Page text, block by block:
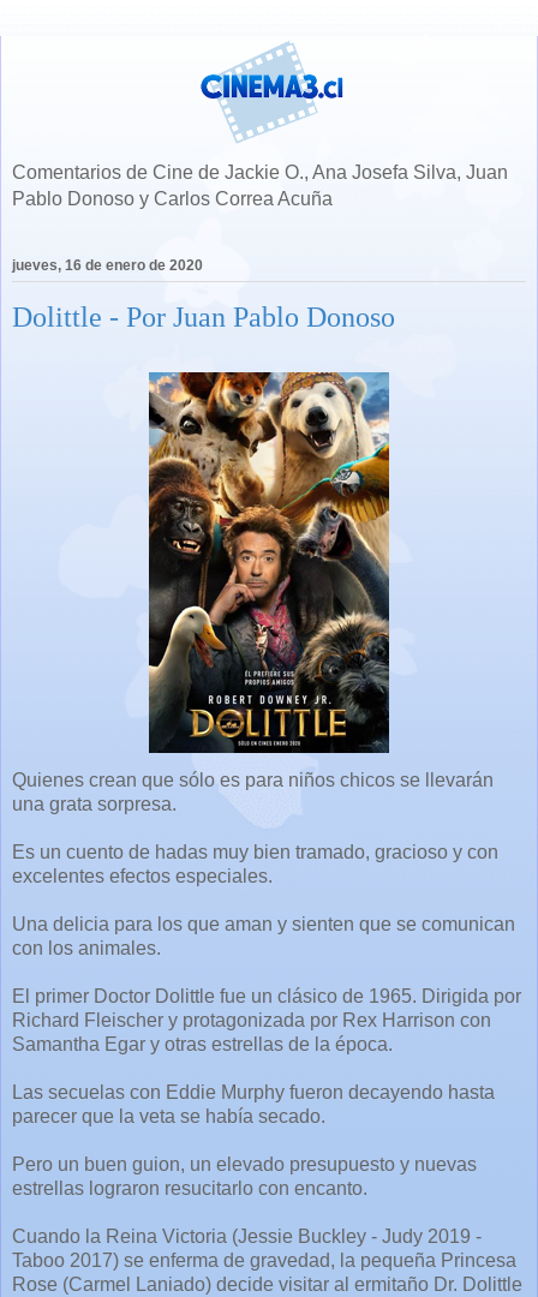
Comentarios de Cine de Jackie O., Ana Josefa Silva, Juan
Pablo Donoso y Carlos Correa Acuña
jueves, 16 de enero de 2020
Dolittle - Por Juan Pablo Donoso
Quienes crean que sólo es para niños chicos se llevarán
una grata sorpresa.
Es un cuento de hadas muy bien tramado, gracioso y con
excelentes efectos especiales.
Una delicia para los que aman y sienten que se comunican
con los animales.
El primer Doctor Dolittle fue un clásico de 1965. Dirigida por
Richard Fleischer y protagonizada por Rex Harrison con
Samantha Egar y otras estrellas de la época.
Las secuelas con Eddie Murphy fueron decayendo hasta
parecer que la veta se había secado.
Pero un buen guion, un elevado presupuesto y nuevas
estrellas lograron resucitarlo con encanto.
Cuando la Reina Victoria (Jessie Buckley - Judy 2019 -
Taboo 2017) se enferma de gravedad, la pequeña Princesa
Rose (Carmel Laniado) decide visitar al ermitaño Dr. Dolittle